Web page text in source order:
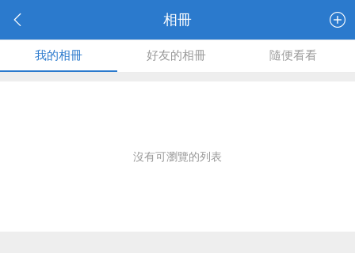
相冊
我的相冊 好友的相冊 隨便看看
沒有可瀏覽的列表